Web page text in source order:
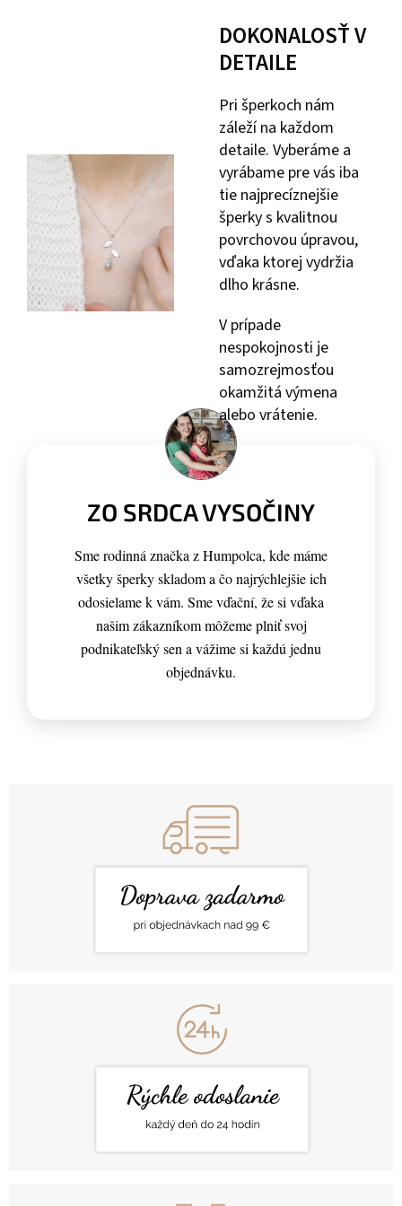
DOKONALOSŤ V
DETAILE
Pri šperkoch nám
záleží na každom
detaile. Vyberáme a
vyrábame pre vás iba
tie najprecíznejšie
šperky s kvalitnou
povrchovou úpravou,
vďaka ktorej vydržia
dlho krásne.
V prípade
nespokojnosti je
samozrejmosťou
okamžitá výmena
alebo vrátenie.
ZO SRDCA VYSOČINY
Sme rodinná značka z Humpolca, kde máme
všetky šperky skladom a čo najrýchlejšie ich
odosielame k vám. Sme vďační, že si vďaka
našim zákazníkom môžeme plniť svoj
podnikateľský sen a vážime si každú jednu
objednávku.